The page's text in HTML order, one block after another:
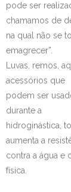
pode ser
chamamos de
na qual não se
emagrecer”.
Luvas, remos,
acessórios que
podem ser
durante a
hidroginástica,
aumenta a
contra a água e
física.